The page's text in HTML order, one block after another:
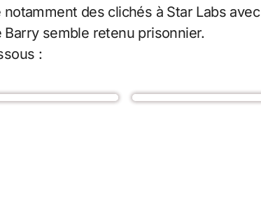
des clichés à Star Labs avec
semble retenu prisonnier.
: